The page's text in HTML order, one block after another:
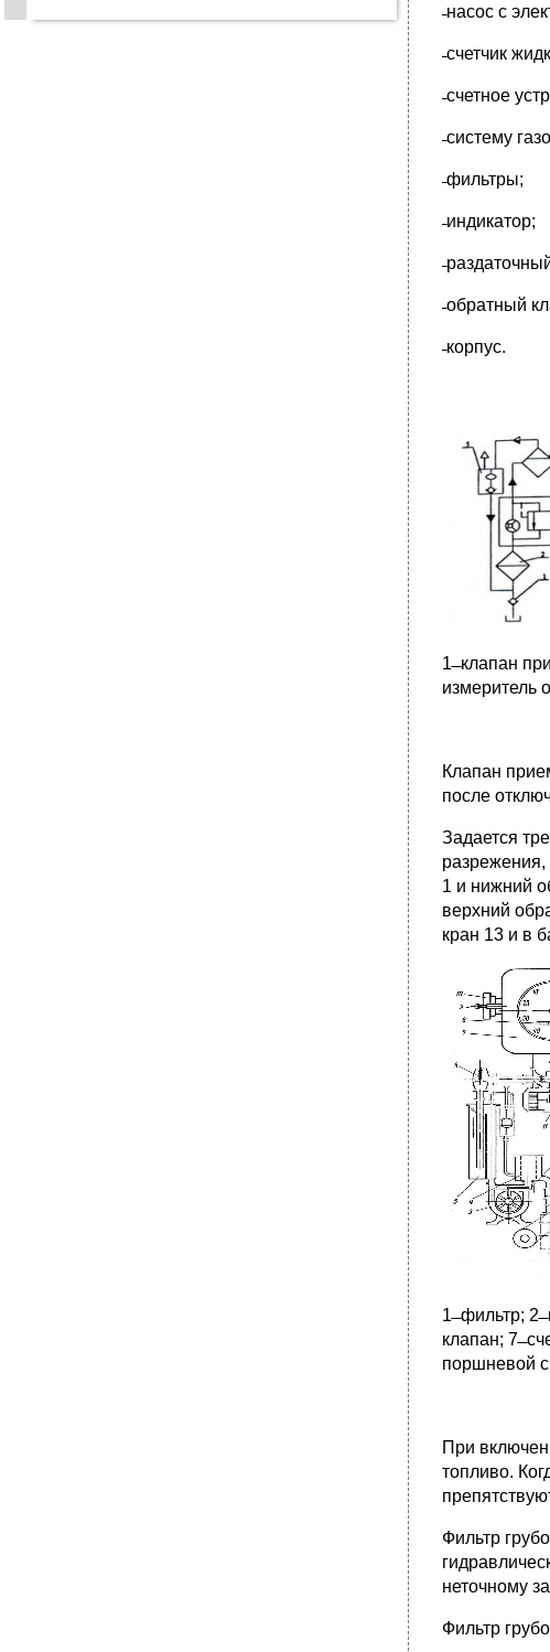
насос с
счетчик
счетное
систему
̶ фильтры;
̶ индикатор;
обратный
̶ корпус.
1 ̶ клапан
измеритель
Клапан
после
Задается
разрежения,
1 и нижний
верхний
кран 13 и в
1 ̶ фильтр; 2
клапан; 7
поршневой
При
топливо.
Фильтр
неточному
Фильтр